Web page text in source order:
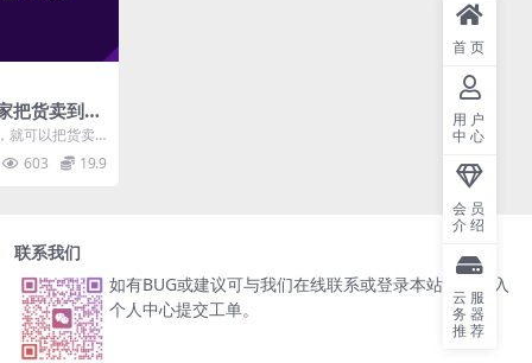
把货卖到迪
就可以把货卖
货，零基础入
603 19.9
联系我们
如有BUG或建议可与我们在线联系或登录本站账号进入
个人中心提交工单。
首页
用户
中心
会员
介绍
云服
务器
推荐